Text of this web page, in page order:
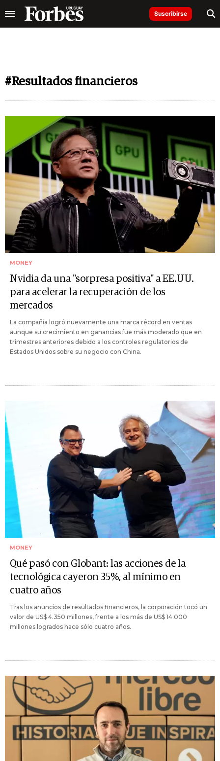
Suscribirse
#Resultados financieros
MONEY
Nvidia da una "sorpresa positiva" a EE.UU.
para acelerar la recuperación de los
mercados
La compañía logró nuevamente una marca récord en ventas
aunque su crecimiento en ganancias fue más moderado que en
trimestres anteriores debido a los controles regulatorios de
Estados Unidos sobre su negocio con China.
MONEY
Qué pasó con Globant: las acciones de la
tecnológica cayeron 35%, al mínimo en
cuatro años
Tras los anuncios de resultados financieros, la corporación tocó un
valor de US$ 4.350 millones, frente a los más de US$ 14.000
millones logrados hace sólo cuatro años.